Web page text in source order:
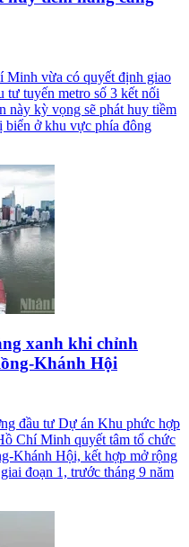
Minh vừa có quyết định giao
tư tuyến metro số 3 kết nối
này kỳ vọng sẽ phát huy tiềm
biển ở khu vực phía đông
xanh khi chỉnh
Khánh Hội
đầu tư Dự án Khu phức hợp
Chí Minh quyết tâm tổ chức
Khánh Hội, kết hợp mở rộng
đoạn 1, trước tháng 9 năm